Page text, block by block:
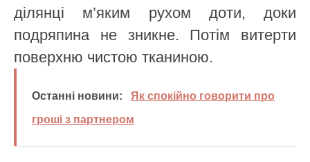
ділянці м’яким рухом доти, доки
подряпина не зникне. Потім витерти
поверхню чистою тканиною.
Останні новини:
Як спокійно говорити про
гроші з партнером